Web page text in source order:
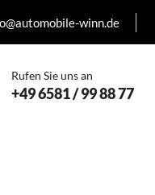
winn.de
Rufen Sie uns an
+49 6581 / 99 88 77